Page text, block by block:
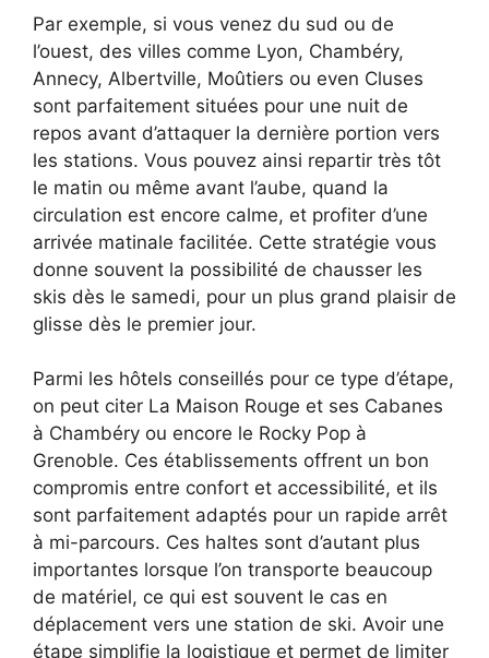
Par exemple, si vous venez du sud ou de
l’ouest, des villes comme Lyon, Chambéry,
Annecy, Albertville, Moûtiers ou even Cluses
sont parfaitement situées pour une nuit de
repos avant d’attaquer la dernière portion vers
les stations. Vous pouvez ainsi repartir très tôt
le matin ou même avant l’aube, quand la
circulation est encore calme, et profiter d’une
arrivée matinale facilitée. Cette stratégie vous
donne souvent la possibilité de chausser les
skis dès le samedi, pour un plus grand plaisir de
glisse dès le premier jour.
Parmi les hôtels conseillés pour ce type d’étape,
on peut citer La Maison Rouge et ses Cabanes
à Chambéry ou encore le Rocky Pop à
Grenoble. Ces établissements offrent un bon
compromis entre confort et accessibilité, et ils
sont parfaitement adaptés pour un rapide arrêt
à mi-parcours. Ces haltes sont d’autant plus
importantes lorsque l’on transporte beaucoup
de matériel, ce qui est souvent le cas en
déplacement vers une station de ski. Avoir une
étape simplifie la logistique et permet de limiter